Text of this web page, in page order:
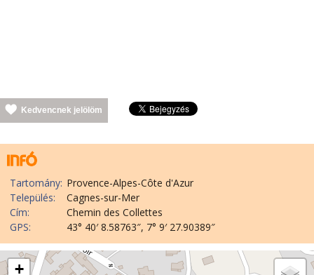
Kedvencnek jelölöm
Tartomány: Provence-Alpes-Côte d'Azur
Település:
Cagnes-sur-Mer
Cím:
Chemin des Collettes
GPS:
43° 40′ 8.58763″, 7° 9′ 27.90389″
+